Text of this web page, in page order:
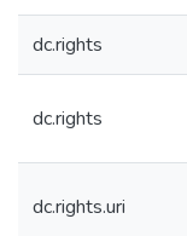
dc.rights
dc.rights
dc.rights.uri